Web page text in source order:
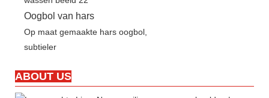
Oogbol van hars
Op maat gemaakte hars oogbol,
subtieler
ABOUT US